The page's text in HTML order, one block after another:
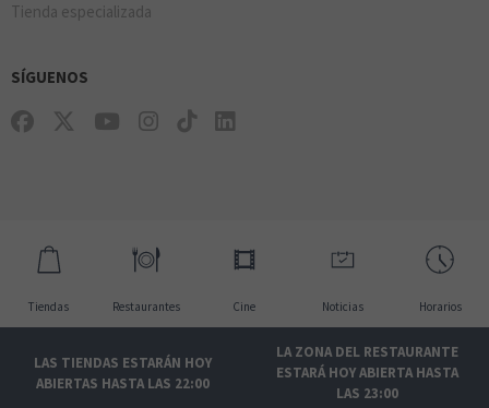
Tienda especializada
SÍGUENOS
Tiendas Restaurantes Cine Noticias Horarios
LAS TIENDAS ESTARÁN HOY
ABIERTAS HASTA LAS 22:00
LA ZONA DEL RESTAURANTE
ESTARÁ HOY ABIERTA HASTA
LAS 23:00